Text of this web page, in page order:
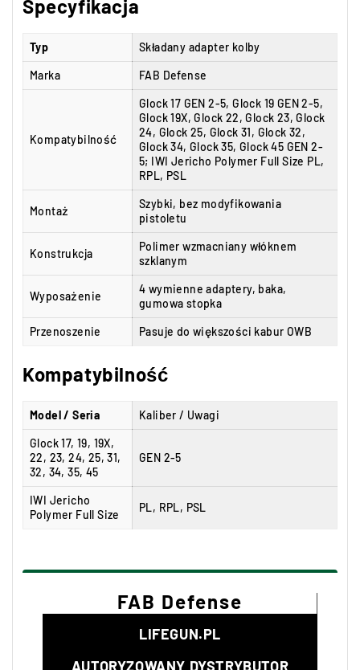
Specyfikacja
Typ Składany adapter kolby
Marka FAB Defense
Kompatybilność
Glock 17 GEN 2-5, Glock 19 GEN 2-5,
Glock 19X, Glock 22, Glock 23, Glock
24, Glock 25, Glock 31, Glock 32,
Glock 34, Glock 35, Glock 45 GEN 2-
5; IWI Jericho Polymer Full Size PL,
RPL, PSL
Montaż
Szybki, bez modyfikowania
pistoletu
Konstrukcja
Polimer wzmacniany włóknem
szklanym
Wyposażenie
4 wymienne adaptery, baka,
gumowa stopka
Przenoszenie Pasuje do większości kabur OWB
Kompatybilność
Model / Seria Kaliber / Uwagi
Glock 17, 19, 19X,
22, 23, 24, 25, 31,
32, 34, 35, 45
GEN 2-5
IWI Jericho
Polymer Full Size
PL, RPL, PSL
FAB Defense
LIFEGUN.PL
AUTORYZOWANY DYSTRYBUTOR